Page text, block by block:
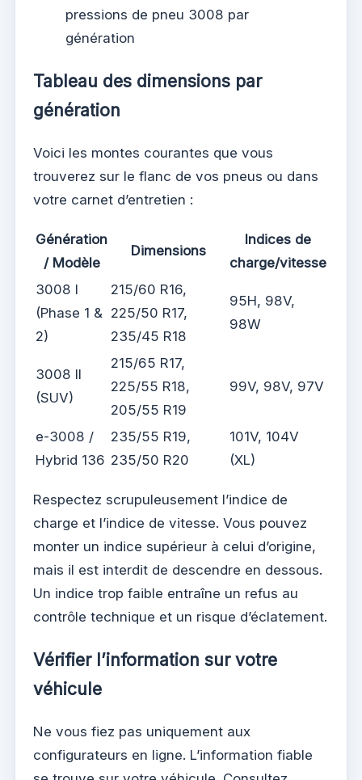
pressions de pneu 3008 par
génération
Tableau des dimensions par
génération
Voici les montes courantes que vous
trouverez sur le flanc de vos pneus ou dans
votre carnet d’entretien :
Génération
/ Modèle
Dimensions
Indices de
charge/vitesse
3008 I
(Phase 1 &
2)
215/60 R16,
225/50 R17,
235/45 R18
95H, 98V,
98W
3008 II
(SUV)
215/65 R17,
225/55 R18,
205/55 R19
99V, 98V, 97V
e-3008 /
Hybrid 136
235/55 R19,
235/50 R20
101V, 104V
(XL)
Respectez scrupuleusement l’indice de
charge et l’indice de vitesse. Vous pouvez
monter un indice supérieur à celui d’origine,
mais il est interdit de descendre en dessous.
Un indice trop faible entraîne un refus au
contrôle technique et un risque d’éclatement.
Vérifier l’information sur votre
véhicule
Ne vous fiez pas uniquement aux
configurateurs en ligne. L’information fiable